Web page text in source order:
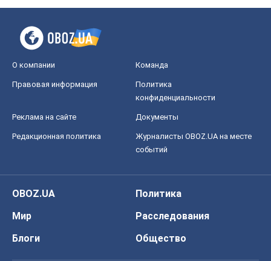
О компании Команда
Правовая информация
Политика
конфиденциальности
Реклама на сайте Документы
Редакционная политика
Журналисты OBOZ.UA на месте
событий
OBOZ.UA
Политика
Мир
Расследования
Блоги
Общество